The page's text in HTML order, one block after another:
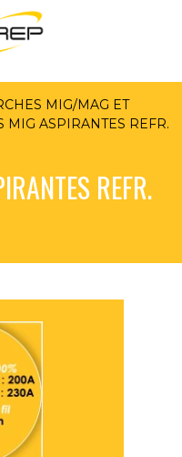
MIG/MAG ET
MIG ASPIRANTES REFR.
REFR.